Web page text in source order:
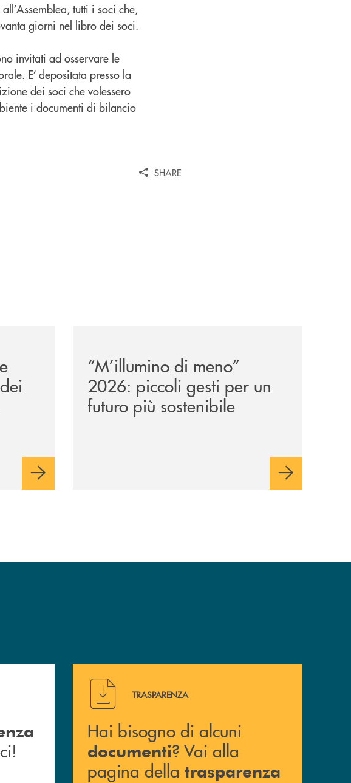
tutti i soci che,
giorni nel libro dei soci.
invitati ad osservare le
E’ depositata presso la
dei soci che volessero
i documenti di bilancio
SHARE
“M’illumino di meno”
2026: piccoli gesti per un
futuro più sostenibile
? Contattaci! Hai bisogno di alcuni documenti ? Vai alla pagina della
TRASPARENZA
Hai bisogno di alcuni
documenti? Vai alla
pagina della trasparenza